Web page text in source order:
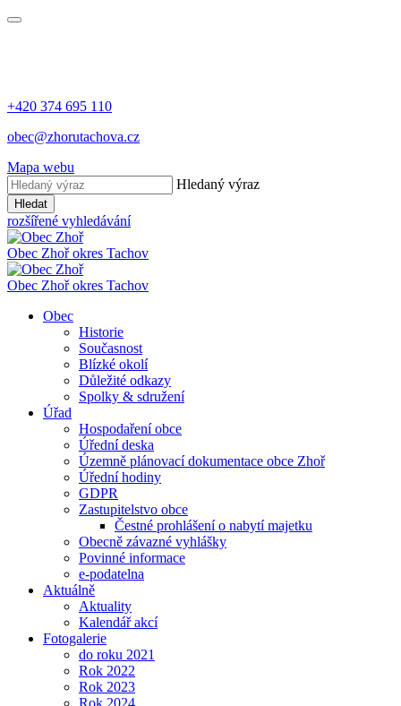
+420 374 695 110
obec@zhorutachova.cz
Mapa webu
Hledaný výraz
Hledat
rozšířené vyhledávání
Obec Zhoř okres Tachov
Obec Zhoř okres Tachov
Obec
Historie
Současnost
Blízké okolí
Důležité odkazy
Spolky & sdružení
Úřad
Hospodaření obce
Úřední deska
Územně plánovací dokumentace obce Zhoř
Úřední hodiny
GDPR
Zastupitelstvo obce
Čestné prohlášení o nabytí majetku
Obecně závazné vyhlášky
Povinné informace
e-podatelna
Aktuálně
Aktuality
Kalendář akcí
Fotogalerie
do roku 2021
Rok 2022
Rok 2023
Rok 2024